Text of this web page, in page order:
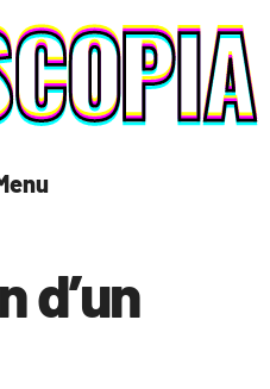
d’un